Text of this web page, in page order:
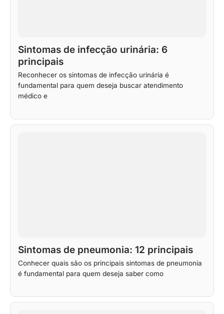
Sintomas de infecção urinária: 6
principais
Reconhecer os sintomas de infecção urinária é
fundamental para quem deseja buscar atendimento
médico e
Sintomas de pneumonia: 12 principais
Conhecer quais são os principais sintomas de pneumonia
é fundamental para quem deseja saber como